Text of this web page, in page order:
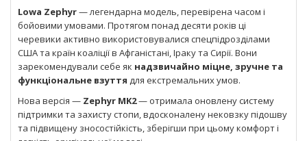
Lowa Zephyr— легендарна модель, перевірена часом і
бойовими умовами. Протягом понад десяти років ці
черевики активно використовувалися спецпідрозділами
США та країн коаліції в Афганістані, Іраку та Сирії. Вони
зарекомендували себе як надзвичайно міцне, зручне та
функціональне взуття для екстремальних умов.
Нова версія — Zephyr MK2— отримала оновлену систему
підтримки та захисту стопи, вдосконалену нековзку підошву
та підвищену зносостійкість, зберігши при цьому комфорт і